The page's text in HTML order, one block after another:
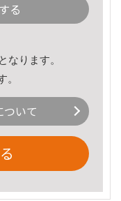
る
なります。
。
いて